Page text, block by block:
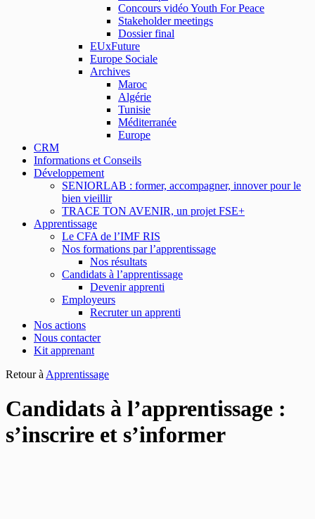
Concours vidéo Youth For Peace
Stakeholder meetings
Dossier final
EUxFuture
Europe Sociale
Archives
Maroc
Algérie
Tunisie
Méditerranée
Europe
CRM
Informations et Conseils
Développement
SENIORLAB : former, accompagner, innover pour le
bien vieillir
TRACE TON AVENIR, un projet FSE+
Apprentissage
Le CFA de l’IMF RIS
Nos formations par l’apprentissage
Nos résultats
Candidats à l’apprentissage
Devenir apprenti
Employeurs
Recruter un apprenti
Nos actions
Nous contacter
Kit apprenant
Retour à Apprentissage
Candidats à l’apprentissage :
s’inscrire et s’informer